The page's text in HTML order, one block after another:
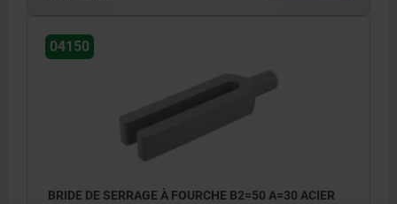
04150
BRIDE DE SERRAGE À FOURCHE B2=50 A=30 ACIER